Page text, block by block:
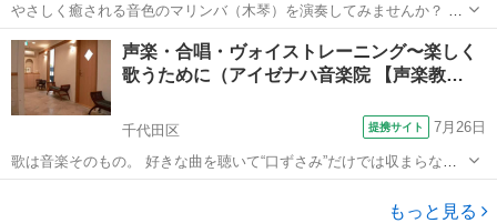
やさしく癒される音色のマリンバ（木琴）を演奏してみませんか？ ♪
マリンバの音色に癒されたい ♪ブラスバンド在籍しているけど打楽器
担当で悩んでいる学生さん ♪昔なつかしいマリンバに触れたい ♪脳ト
レ...
東京 品川区 大井町駅 その他 マリンバ
声楽・合唱・ヴォイストレーニング〜楽しく
歌うために（アイゼナハ音楽院 【声楽教…
千代田区 提携サイト 7月26日
歌は音楽そのもの。 好きな曲を聴いて“口ずさみ”だけでは収まらなく
なった時、皆さんは歌ったり楽器を演奏する衝動に駆られませんか？
もちろん、素敵なアリアや合唱を聴いて歌そのものに魅力を感じたな
もっと見る